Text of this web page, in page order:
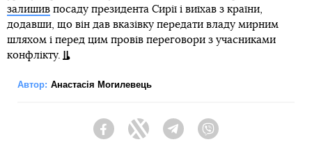
залишив посаду президента Сирії і виїхав з країни,
додавши, що він дав вказівку передати владу мирним
шляхом і перед цим провів переговори з учасниками
конфлікту.
Автор: Анастасія Могилевець
FacebookTwitter Telegram